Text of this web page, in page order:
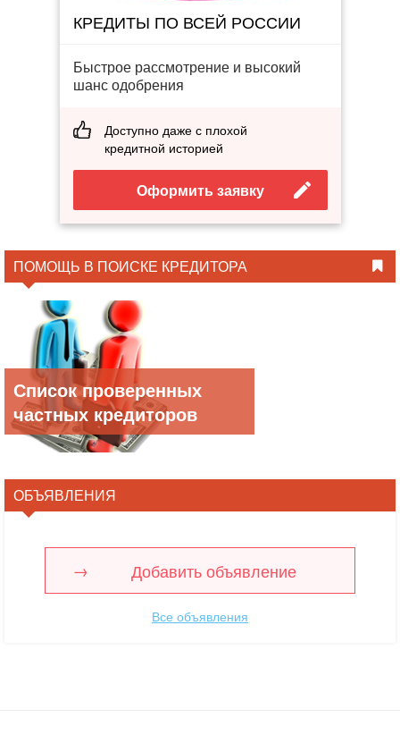
КРЕДИТЫ ПО ВСЕЙ РОССИИ
Быстрое рассмотрение и высокий
шанс одобрения
Доступно даже с плохой
кредитной историей
Оформить заявку
ПОМОЩЬ В ПОИСКЕ КРЕДИТОРА
Список проверенных
частных кредиторов
ОБЪЯВЛЕНИЯ
Добавить объявление
Все объявления